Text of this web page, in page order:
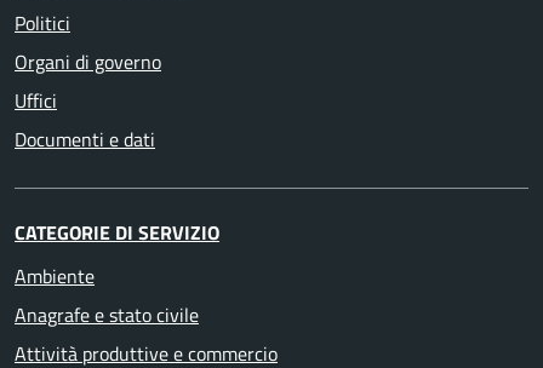
Politici
Organi di governo
Uffici
Documenti e dati
CATEGORIE DI SERVIZIO
Ambiente
Anagrafe e stato civile
Attività produttive e commercio